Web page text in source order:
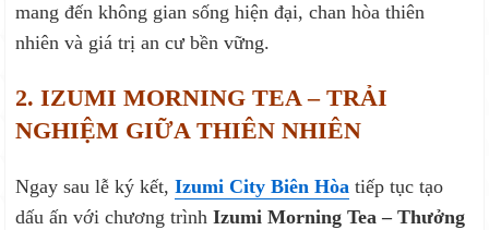
mang đến không gian sống hiện đại, chan hòa thiên
nhiên và giá trị an cư bền vững.
2. IZUMI MORNING TEA – TRẢI
NGHIỆM GIỮA THIÊN NHIÊN
Ngay sau lễ ký kết,Izumi City Biên Hòa tiếp tục tạo
dấu ấn với chương trìnhIzumi Morning Tea – Thưởng